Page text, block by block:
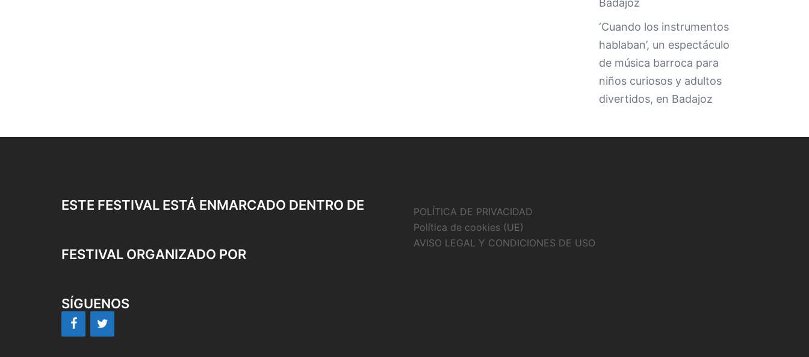
Badajoz
‘Cuando los instrumentos
hablaban’, un espectáculo
de música barroca para
niños curiosos y adultos
divertidos, en Badajoz
ESTE FESTIVAL ESTÁ ENMARCADO DENTRO DE
FESTIVAL ORGANIZADO POR
SÍGUENOS
POLÍTICA DE PRIVACIDAD
Política de cookies (UE)
AVISO LEGAL Y CONDICIONES DE USO